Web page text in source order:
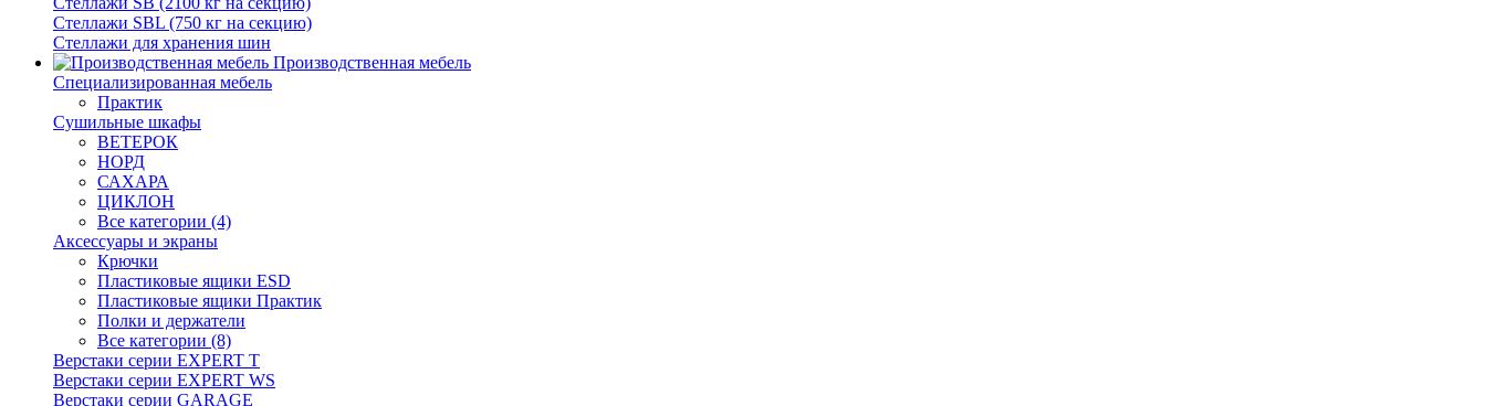
Стеллажи SBL (750 кг на секцию)
Стеллажи для хранения шин
Производственная мебель
Cпециализированная мебель
Практик
Cушильные шкафы
ВЕТЕРОК
НОРД
САХАРА
ЦИКЛОН
Все категории (4)
Аксессуары и экраны
Крючки
Пластиковые ящики ESD
Пластиковые ящики Практик
Полки и держатели
Все категории (8)
Верстаки серии EXPERT T
Верстаки серии EXPERT WS
Верстаки серии GARAGE